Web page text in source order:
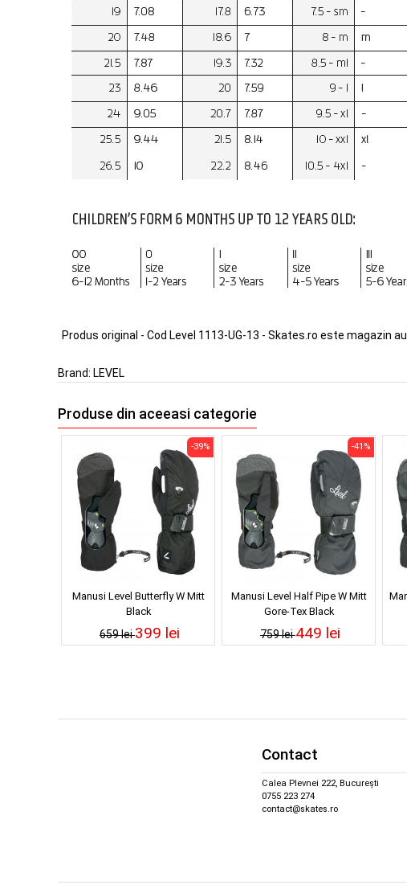
Produs original - Cod Level 1113-UG-13 - Skates.ro este magazin
Brand: LEVEL
Produse din aceeasi categorie
Manusi Level Butterfly W Mitt
Black
659 lei
-39%
399 lei
Manusi Level Half Pipe W Mitt
Gore-Tex Black
759 lei
-41%
449 lei
Contact
Calea Plevnei 222, București
0755 223 274
contact@skates.ro